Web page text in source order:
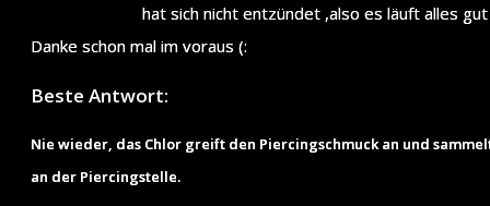
hat sich nicht entzündet ,also es läuft alles
Danke schon mal im voraus (:
Beste Antwort:
Nie wieder, das Chlor greift den Piercingschmuck an und
an der Piercingstelle.